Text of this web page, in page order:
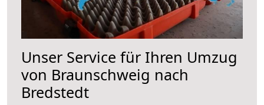
Unser Service für Ihren Umzug
von Braunschweig nach
Bredstedt